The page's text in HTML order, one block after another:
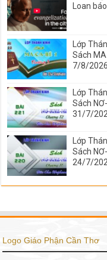
Loan
Lớp
Sách
7/8/2026
Lớp
Sách
31/7/
Lớp
Sách
24/7/
Logo Giáo Phận Cần Thơ